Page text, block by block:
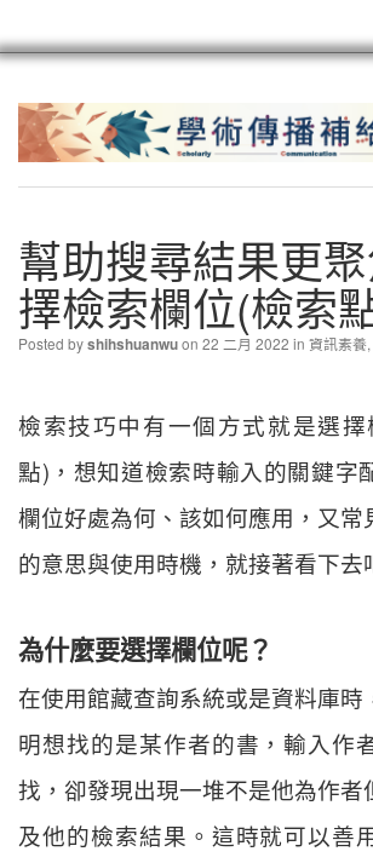
幫助搜尋結果更
擇檢索欄位(檢索
Posted byshihshuanwuon 22 二月 2022 in 資訊素養,
檢索技巧中有一個方式就是選
點)，想知道檢索時輸入的關鍵字
欄位好處為何、該如何應用，又常
的意思與使用時機，就接著看下去
為什麼要選擇欄位呢？
在使用館藏查詢系統或是資料庫時
明想找的是某作者的書，輸入作
找，卻發現出現一堆不是他為作者
及他的檢索結果。這時就可以善